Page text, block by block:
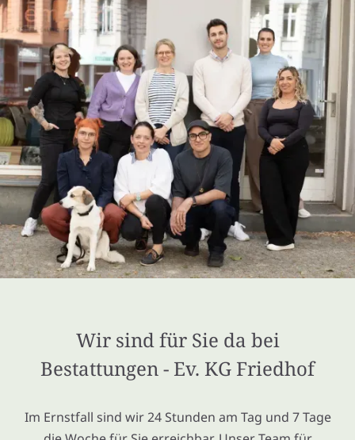
Wir sind für Sie da bei
Bestattungen - Ev. KG Friedhof
Im Ernstfall sind wir 24 Stunden am Tag und 7 Tage